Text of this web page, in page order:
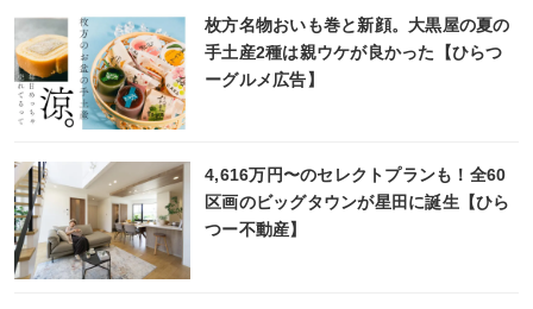
枚方名物おいも巻と新顔。大黒屋の夏の
手土産2種は親ウケが良かった【ひらつ
ーグルメ広告】
4,616万円〜のセレクトプランも！全60
区画のビッグタウンが星田に誕生【ひら
つー不動産】